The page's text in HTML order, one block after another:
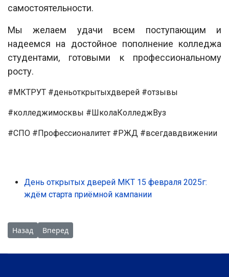
самостоятельности.
Мы желаем удачи всем поступающим и
надеемся на достойное пополнение колледжа
студентами, готовыми к профессиональному
росту.
#МКТРУТ #деньоткрытыхдверей #отзывы
#колледжимосквы #ШколаКолледжВуз
#СПО #Профессионалитет #РЖД #всегдавдвижении
День открытых дверей МКТ 15 февраля 2025г:
ждём старта приёмной кампании
Предыдущий: Традиционная донорская акция «От сердца к
Назад Следующий: 15-16 февраля образовательная
Вперед